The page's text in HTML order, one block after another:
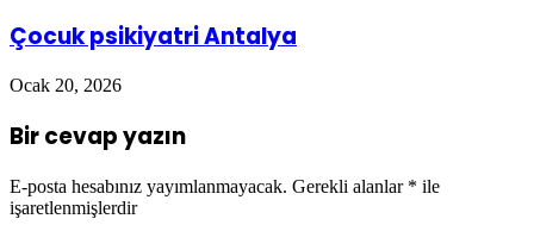
Çocuk psikiyatri Antalya
Ocak 20, 2026
Bir cevap yazın
E-posta hesabınız yayımlanmayacak. Gerekli alanlar * ile
işaretlenmişlerdir